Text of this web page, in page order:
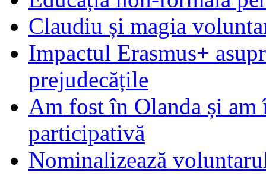
Claudiu și magia
Impactul Erasmus+
prejudecățile
Am fost în Olanda și am
participativă
Nominalizează